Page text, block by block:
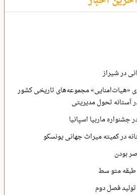
در شیراز
«هیات‌امنایی» مجموعه‌های تاریخی کشور
آستانه تحول مدیریتی
ماربیا اسپانیا
در کمیته میراث جهانی یونسکو
بودن
طبقه متو سط
فصل دوم